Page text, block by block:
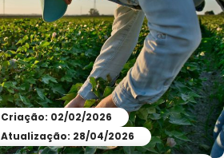
Criação: 02/02/2026
Atualização: 28/04/2026